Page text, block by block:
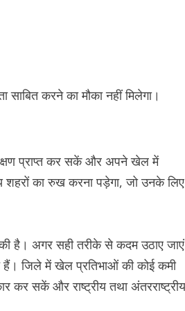
करने का मौका नहीं मिलेगा।
प्राप्त कर सकें और अपने खेल में
शहरों का रुख करना पड़ेगा, जो उनके लिए
है। अगर सही तरीके से कदम उठाए जाएं
हैं। जिले में खेल प्रतिभाओं की कोई कमी
सकें और राष्ट्रीय तथा अंतरराष्ट्रीय